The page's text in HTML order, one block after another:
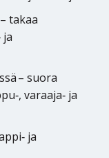
takaa
ja
– suora
varaaja‑ ja
ja